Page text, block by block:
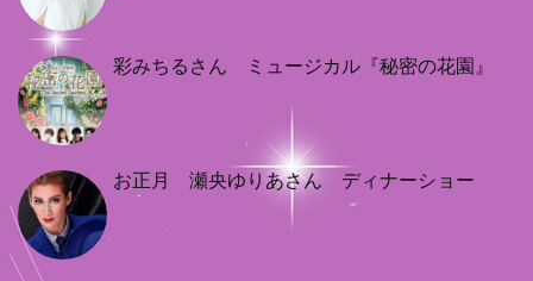
彩みちるさん ミュージカル『秘密の花園』
お正月 瀬央ゆりあさん ディナーショー